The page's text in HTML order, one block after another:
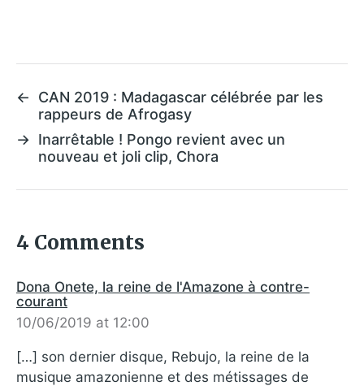
←
CAN 2019 : Madagascar célébrée par les
rappeurs de Afrogasy
→ Inarrêtable ! Pongo revient avec un
nouveau et joli clip, Chora
4 Comments
Dona Onete, la reine de l'Amazone à contre-
courant
10/06/2019 at 12:00
[…] son dernier disque, Rebujo, la reine de la
musique amazonienne et des métissages de